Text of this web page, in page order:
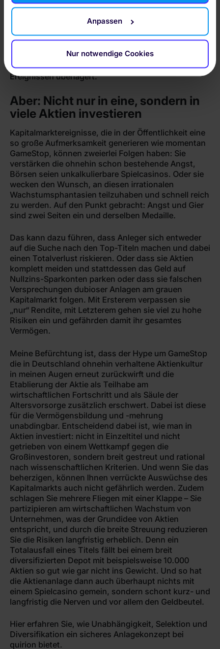
dass auch Anbieter in den USA Ihre Daten
verarbeiten. Es ist möglich, dass die übermittelten
Anpassen
Nur notwendige Cookies
Vielen Anlegern ist dieses Grundprinzip der
Einzelaktie nicht bekannt, es ist in Vergessenheit
geraten oder wird manchmal von aktuellen
Ereignissen überlagert.
Aber: Nicht nur in eine, sondern in
viele Aktien investieren
Kapitalmarktereignisse, die in der Öffentlichkeit eine
so große Aufmerksamkeit generieren wie momentan
GameStop, können zweierlei Folgen haben: Sie
verstärken die ohnehin schon bestehende Angst,
Börsen seien unkalkulierbare Spielcasinos. Oder sie
wecken den Wunsch, an diesen irrationalen
Wachstumsphantasien teilzuhaben und schnell reich
zu werden. Auf den Punkt gebracht: Angst und Gier
sind zwei Seiten ein und derselben Medaille.
Das kann dazu führen, dass Anleger sich entweder
auf die Suche nach den Top-Titeln machen und dabei
einen Totalverlust riskieren. Oder dass sie Aktien
komplett meiden und stattdessen das Geld auf
Nullzins-Sparkonten parken oder dass sie falschen
Versprechungen dubioser Anlagen am grauen
Kapitalmarkt folgen. Mit Ersterem verpassen sie
„nur“ Rendite, mit Letzterem gehen sie viel zu hohe
Risiken ein und gefährden damit ihr gesamtes
Vermögen.
Meine Befürchtung ist, dass der Hype um GameStop
die in Deutschland ohnehin verhaltene Aktienkultur
in meinen Augen erneut zurückwirft und die
Etablierung der Aktie als Teilhabe am
wirtschaftlichen Fortschritt und als Säule der
Altersvorsorge zusätzlich erschwert. Dabei ist diese
für die Vermögensbildung und -mehrung
unabdingbar. Entscheidend dabei ist, wie man in
Aktien investiert: nicht in Einzeltitel und nicht
getrieben von einem Wettkampf gegen die
Großinvestoren, sondern breit gestreut und rational
nach wissenschaftlichen Kriterien. Und wenn Sie das
beherzigen, können Ihnen verrückte Auswüchse des
Kapitalmarkts auch nicht gefährlich werden. Zudem
schlagen Sie mehrere Fliegen mit einer Klappe – Sie
partizipieren am wirtschaftlichen Wachstum von
Unternehmen, was der Grundidee von Aktien
entspricht, und durch die breite Streuung reduzieren
Sie die Risiken langfristig erheblich. Denn ein
Totalausfall eines Titels fällt bei einem breit
diversifizierten Depot mit beispielsweise 10.000
Aktien so gut wie gar nicht ins Gewicht. Und so hat
die Aktienanlage dann auch überhaupt nichts mit
einem Spielcasino gemein, sondern schont kurz- und
langfristig die Nerven und vor allem den Geldbeutel.
Hier erfahren Sie, wie Unabhängigkeit, Selektion und
Diversifikation ein sicheres Anlagekonzept bei
quirion bietet.